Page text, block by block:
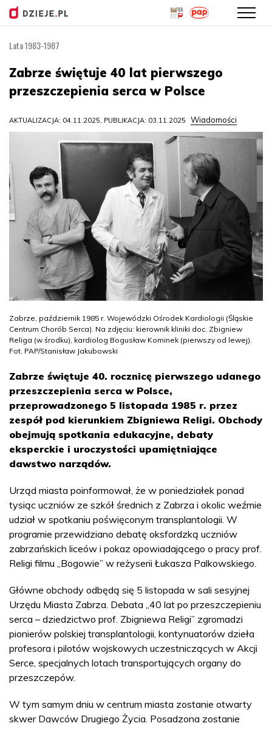
treści
Lata 1983-1987
Zabrze świętuje 40 lat pierwszego
przeszczepienia serca w Polsce
AKTUALIZACJA: 04.11.2025, PUBLIKACJA: 03.11.2025 Wiadomości
Zabrze, październik 1985 r. Wojewódzki Ośrodek Kardiologii (Śląskie
Centrum Chorób Serca). Na zdjęciu: kierownik kliniki doc. Zbigniew
Religa (w środku), kardiolog Bogusław Kominek (pierwszy od lewej).
Fot. PAP/Stanisław Jakubowski
Zabrze świętuje 40. rocznicę pierwszego udanego
przeszczepienia serca w Polsce,
przeprowadzonego 5 listopada 1985 r. przez
zespół pod kierunkiem Zbigniewa Religi. Obchody
obejmują spotkania edukacyjne, debaty
eksperckie i uroczystości upamiętniające
dawstwo narządów.
Urząd miasta poinformował, że w poniedziałek ponad
tysiąc uczniów ze szkół średnich z Zabrza i okolic weźmie
udział w spotkaniu poświęconym transplantologii. W
programie przewidziano debatę oksfordzką uczniów
zabrzańskich liceów i pokaz opowiadającego o pracy prof.
Religi filmu „Bogowie” w reżyserii Łukasza Palkowskiego.
Główne obchody odbędą się 5 listopada w sali sesyjnej
Urzędu Miasta Zabrza. Debata „40 lat po przeszczepieniu
serca – dziedzictwo prof. Zbigniewa Religi” zgromadzi
pionierów polskiej transplantologii, kontynuatorów dzieła
profesora i pilotów wojskowych uczestniczących w Akcji
Serce, specjalnych lotach transportujących organy do
przeszczepów.
W tym samym dniu w centrum miasta zostanie otwarty
skwer Dawców Drugiego Życia. Posadzona zostanie